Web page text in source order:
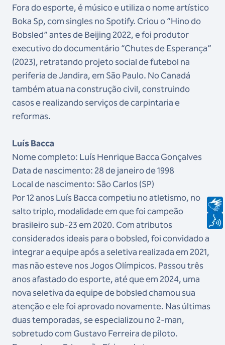
Fora do esporte, é músico e utiliza o nome artístico
Boka Sp, com singles no Spotify. Criou o “Hino do
Bobsled” antes de Beijing 2022, e foi produtor
executivo do documentário “Chutes de Esperança”
(2023), retratando projeto social de futebol na
periferia de Jandira, em São Paulo. No Canadá
também atua na construção civil, construindo
casos e realizando serviços de carpintaria e
reformas.
Luís Bacca
Nome completo: Luís Henrique Bacca Gonçalves
Data de nascimento: 28 de janeiro de 1998
Local de nascimento: São Carlos (SP)
Por 12 anos Luís Bacca competiu no atletismo, no
salto triplo, modalidade em que foi campeão
brasileiro sub-23 em 2020. Com atributos
considerados ideais para o bobsled, foi convidado a
integrar a equipe após a seletiva realizada em 2021,
mas não esteve nos Jogos Olímpicos. Passou três
anos afastado do esporte, até que em 2024, uma
nova seletiva da equipe de bobsled chamou sua
atenção e ele foi aprovado novamente. Nas últimas
duas temporadas, se especializou no 2-man,
sobretudo com Gustavo Ferreira de piloto.